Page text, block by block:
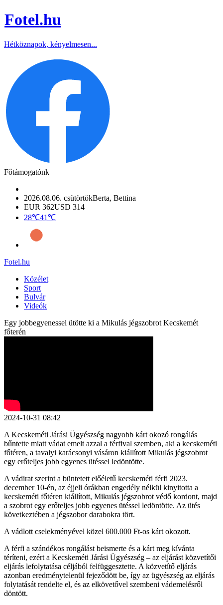
Fotel.hu
Hétköznapok, kényelmesen...
Főtámogatónk
2026.08.06. csütörtökBerta, Bettina
EUR 362USD 314
28℃41℃
Fotel.hu
Közélet
Sport
Bulvár
Videók
Egy jobbegyenessel ütötte ki a Mikulás jégszobrot Kecskemét
főterén
2024-10-31 08:42
A Kecskeméti Járási Ügyészség nagyobb kárt okozó rongálás
bűntette miatt vádat emelt azzal a férfival szemben, aki a kecskeméti
főtéren, a tavalyi karácsonyi vásáron kiállított Mikulás jégszobrot
egy erőteljes jobb egyenes ütéssel ledöntötte.
A vádirat szerint a büntetett előéletű kecskeméti férfi 2023.
december 10-én, az éjjeli órákban engedély nélkül kinyitotta a
kecskeméti főtéren kiállított, Mikulás jégszobrot védő kordont, majd
a szobrot egy erőteljes jobb egyenes ütéssel ledöntötte. Az ütés
következtében a jégszobor darabokra tört.
A vádlott cselekményével közel 600.000 Ft-os kárt okozott.
A férfi a szándékos rongálást beismerte és a kárt meg kívánta
téríteni, ezért a Kecskeméti Járási Ügyészség – az eljárást közvetítői
eljárás lefolytatása céljából felfüggesztette. A közvetítő eljárás
azonban eredménytelenül fejeződött be, így az ügyészség az eljárás
folytatását rendelte el, és az elkövetővel szembeni vádemelésről
döntött.